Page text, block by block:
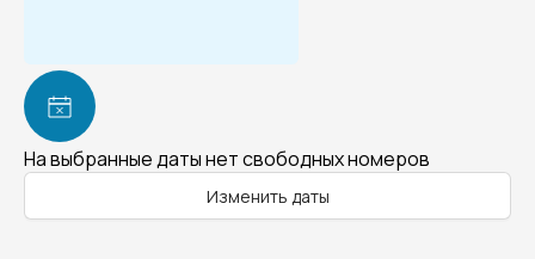
На выбранные даты нет свободных номеров
Изменить даты